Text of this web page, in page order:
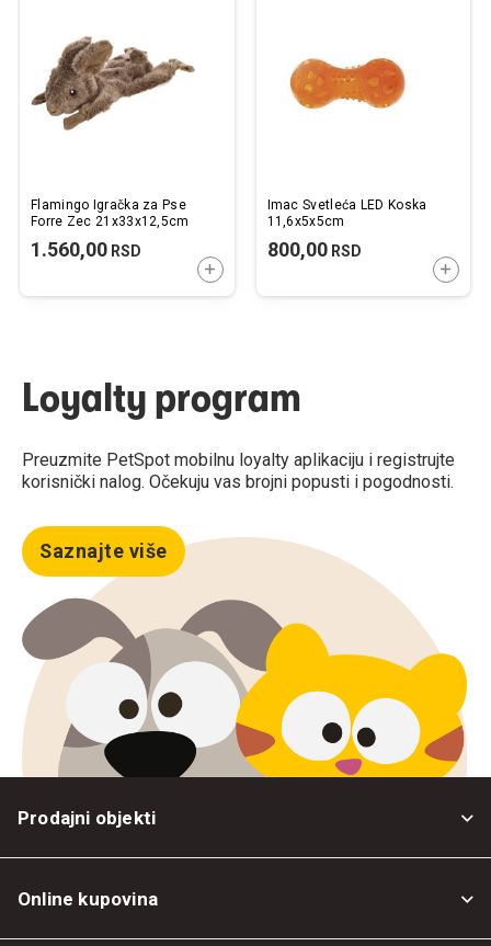
Flamingo Igračka za Pse
Forre Zec 21x33x12,5cm
1.560,00 RSD
DODAJTE U KORPU
Imac Svetleća LED Koska
11,6x5x5cm
800,00RSD
Loyalty program
Preuzmite PetSpot mobilnu loyalty aplikaciju i registrujte
korisnički nalog. Očekuju vas brojni popusti i pogodnosti.
Saznajte više
Prodajni objekti
Online kupovina